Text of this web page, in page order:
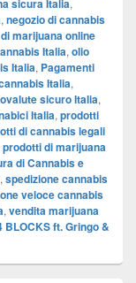
sicura Italia,
, negozio di cannabis
marijuana online
Italia, olio
Italia, Pagamenti
Italia,
sicuro Italia,
Italia, prodotti
di cannabis legali
prodotti di marijuana
di Cannabis e
, spedizione cannabis
veloce cannabis
, vendita marijuana
BLOCKS ft. Gringo &